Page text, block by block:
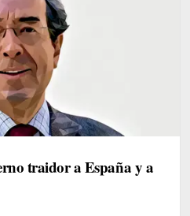
traidor a España y a